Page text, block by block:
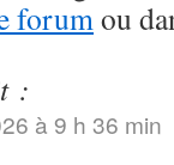
forumou
:
à 9 h 36 min